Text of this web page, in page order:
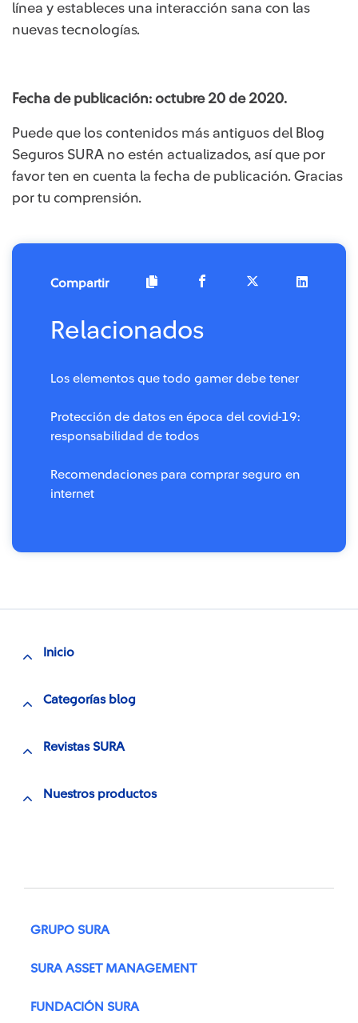
línea y estableces una interacción sana con las
nuevas tecnologías.
Fecha de publicación: octubre 20 de 2020.
Puede que los contenidos más antiguos del Blog
Seguros SURA no estén actualizados, así que por
favor ten en cuenta la fecha de publicación. Gracias
por tu comprensión.
Compartir
Relacionados
Los elementos que todo gamer debe tener
Protección de datos en época del covid-19:
responsabilidad de todos
Recomendaciones para comprar seguro en
internet
Inicio
Categorías blog
Revistas SURA
Nuestros productos
GRUPO SURA
SURA ASSET MANAGEMENT
FUNDACIÓN SURA